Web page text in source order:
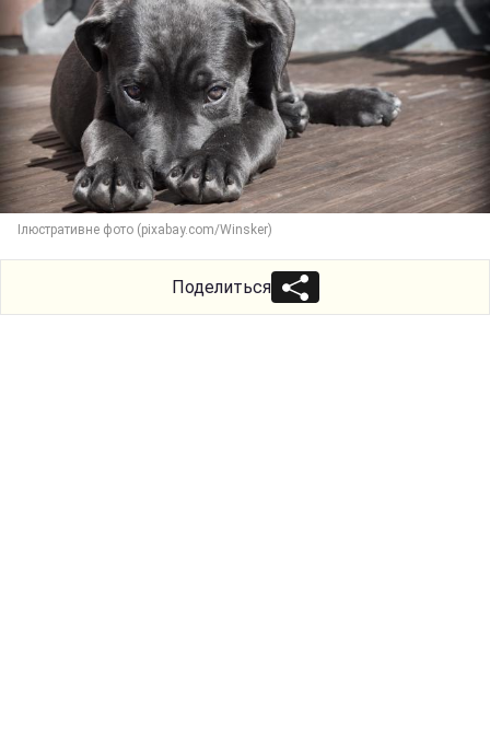
Ілюстративне фото (pixabay.com/Winsker)
Поделиться